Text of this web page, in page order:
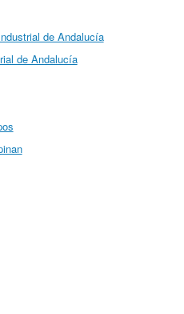
de Andalucía
de Andalucía